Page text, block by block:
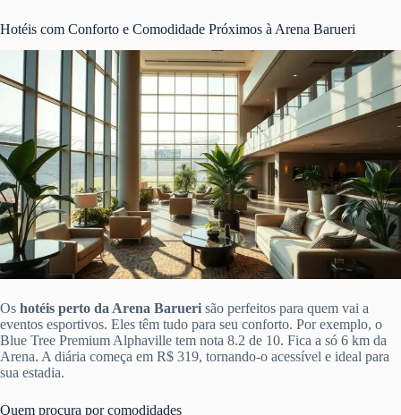
Hotéis com Conforto e Comodidade Próximos à Arena Barueri
Os hotéis perto da Arena Barueri são perfeitos para quem vai a
eventos esportivos. Eles têm tudo para seu conforto. Por exemplo, o
Blue Tree Premium Alphaville tem nota 8.2 de 10. Fica a só 6 km da
Arena. A diária começa em R$ 319, tornando-o acessível e ideal para
sua estadia.
Quem procura por comodidades